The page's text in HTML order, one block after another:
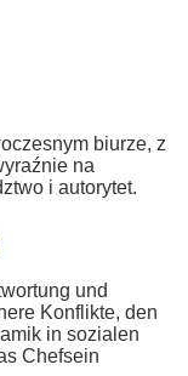
und
Konflikte, den
in sozialen
Chefsein